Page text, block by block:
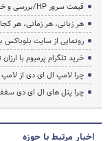
قیمت سرور HP/بررسی و خرید سرور اچ پی
هر زبانی، هر زمانی، هر
رونمایی از سایت
خرید تلگرام پرمیوم با
چرا لامپ ال ای دی از
چرا پنل های ال ای دی
اخبار مرتبط با حوزه